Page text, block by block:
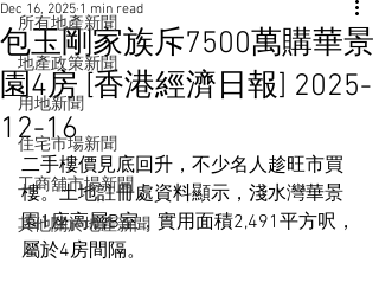
所有地產新聞
地產政策新聞
用地新聞
住宅市場新聞
工商舖市場新聞
其他關於地產新聞
包玉剛家族斥7500萬購華景
園4房 [香港經濟日報] 2025-
12-16
Dec 16, 2025 1 min read
二手樓價見底回升，不少名人趁旺市買
樓。土地註冊處資料顯示，淺水灣華景
園1座高層B室，實用面積2,491平方呎，
屬於4房間隔。